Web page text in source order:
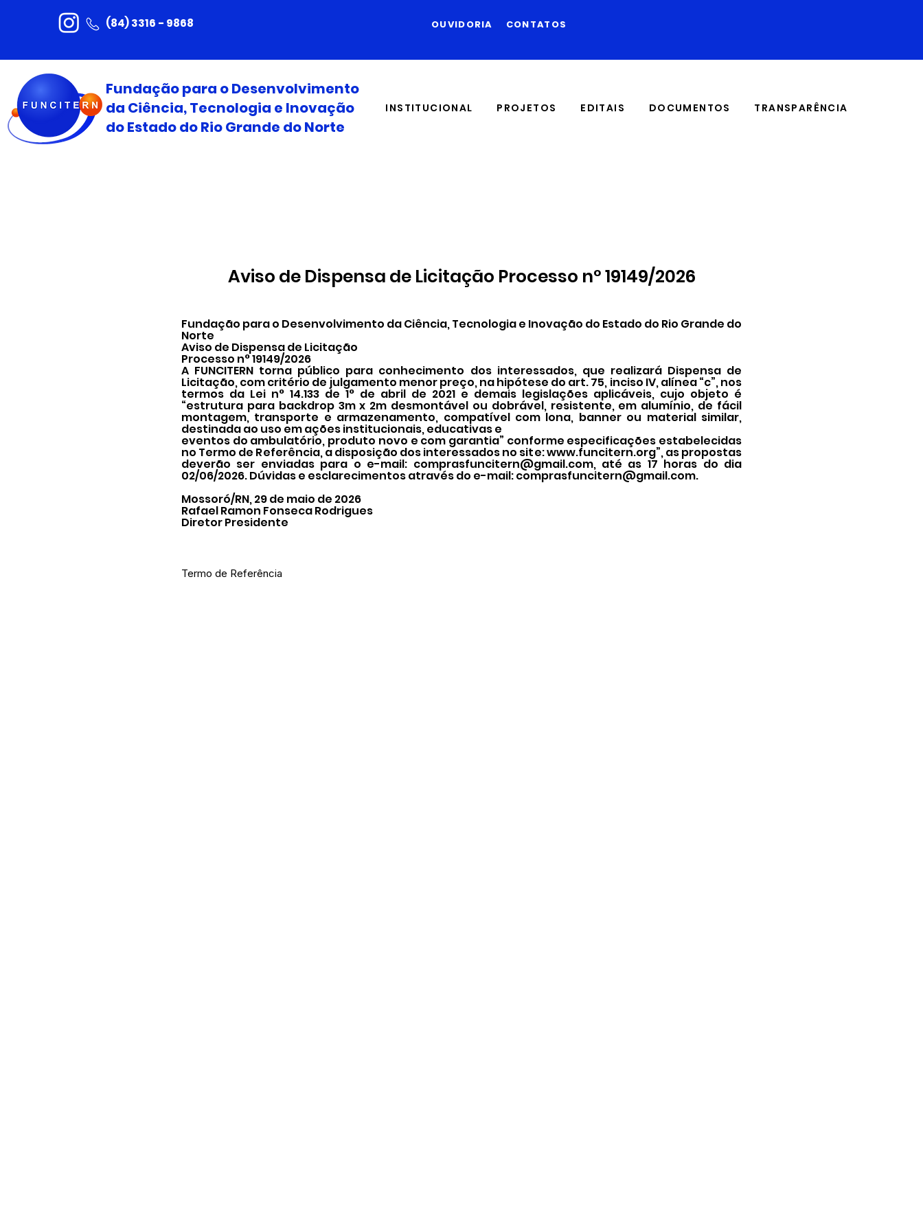
(84) 3316 - 9868 OUVIDORIA CONTATOS
Fundação para o Desenvolvimento
da Ciência, Tecnologia e Inovação
do Estado do Rio Grande do Norte
INSTITUCIONAL PROJETOS EDITAIS DOCUMENTOS TRANSPARÊNCIA
Aviso de Dispensa de Licitação Processo n° 19149/2026
Fundação para o Desenvolvimento da Ciência, Tecnologia e Inovação do Estado do Rio Grande do
Norte
Aviso de Dispensa de Licitação
Processo n° 19149/2026
A FUNCITERN torna público para conhecimento dos interessados, que realizará Dispensa de
Licitação, com critério de julgamento menor preço, na hipótese do art. 75, inciso IV, alínea “c”, nos
termos da Lei n° 14.133 de 1° de abril de 2021 e demais legislações aplicáveis, cujo objeto é
“estrutura para backdrop 3m x 2m desmontável ou dobrável, resistente, em alumínio, de fácil
montagem, transporte e armazenamento, compatível com lona, banner ou material similar,
destinada ao uso em ações institucionais, educativas e
eventos do ambulatório, produto novo e com garantia” conforme especificações estabelecidas
no Termo de Referência, a disposição dos interessados no site:www.funcitern.org”, as propostas
deverão ser enviadas para o e-mail: comprasfuncitern@gmail.com, até as 17 horas do dia
02/06/2026. Dúvidas e esclarecimentos através do e-mail:comprasfuncitern@gmail.com.
Mossoró/RN, 29 de maio de 2026
Rafael Ramon Fonseca Rodrigues
Diretor Presidente
Termo de Referência